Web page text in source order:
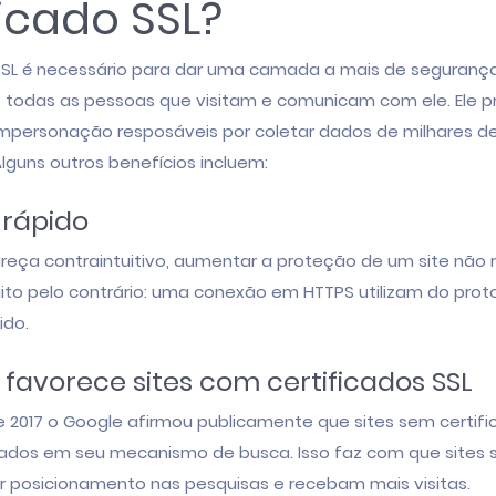
SSL?
é necessário para dar uma camada a mais de
as pessoas que visitam e comunicam com ele. Ele
resposáveis por coletar dados de milhares
outros benefícios incluem:
contraintuitivo, aumentar a proteção de um site não
pelo contrário: uma conexão em HTTPS utilizam do
favorece sites com certificados SSL
2017 o Google afirmou publicamente que sites sem
em seu mecanismo de busca. Isso faz com que sites
posicionamento nas pesquisas e recebam mais visitas.